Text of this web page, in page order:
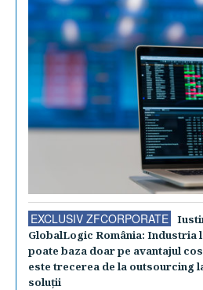
EXCLUSIV ZFCORPORATE
GlobalLogic România: Industria
poate baza doar pe avantajul
este trecerea de la outsourcing
soluţii